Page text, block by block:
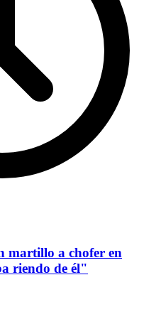
martillo a chofer en
riendo de él"